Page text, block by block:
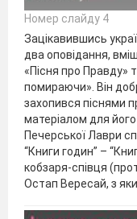
Номер слайду 4
Зацікавившись
два оповідання,
«Пісня про Правду»
помираючи». Він
захопився піснями
матеріалом для його
Печерської Лаври
“Книги годин” –
кобзаря-співця
Остап Вересай, з